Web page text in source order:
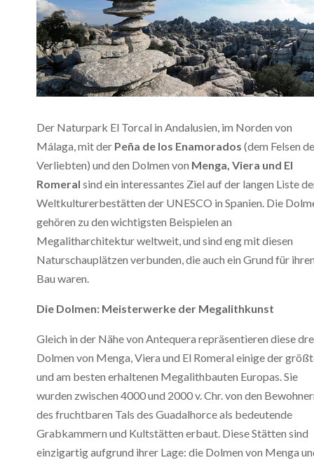
Der Naturpark El Torcal in Andalusien, im Norden von
Málaga, mit der Peña de los Enamorados (dem Felsen
Verliebten) und den Dolmen von Menga, Viera und El
Romeral sind ein interessantes Ziel auf der langen Liste
Weltkulturerbestätten der UNESCO in Spanien. Die
gehören zu den wichtigsten Beispielen an
Megalitharchitektur weltweit, und sind eng mit diesen
Naturschauplätzen verbunden, die auch ein Grund für
Bau waren.
Die Dolmen: Meisterwerke der Megalithkunst
Gleich in der Nähe von Antequera repräsentieren diese
Dolmen von Menga, Viera und El Romeral einige der
und am besten erhaltenen Megalithbauten Europas. Sie
wurden zwischen 4000 und 2000 v. Chr. von den
des fruchtbaren Tals des Guadalhorce als bedeutende
Grabkammern und Kultstätten erbaut. Diese Stätten sind
einzigartig aufgrund ihrer Lage: die Dolmen von Menga